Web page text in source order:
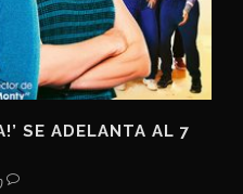
SE ADELANTA AL 7